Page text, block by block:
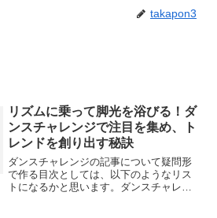
takapon3
リズムに乗って脚光を浴びる！ダ
ンスチャレンジで注目を集め、ト
レンドを創り出す秘訣
ダンスチャレンジの記事について疑問形
で作る目次としては、以下のようなリス
トになるかと思います。ダンスチャレン